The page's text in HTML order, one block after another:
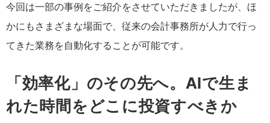
今回は一部の事例をご紹介をさせていただきましたが、ほ
かにもさまざまな場面で、従来の会計事務所が人力で行っ
てきた業務を自動化することが可能です。
「効率化」のその先へ。AIで生ま
れた時間をどこに投資すべきか